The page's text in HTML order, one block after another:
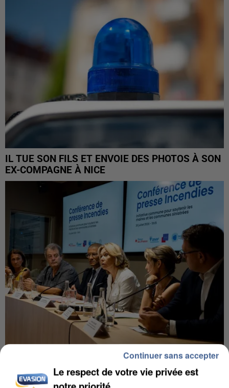
IL TUE SON FILS ET ENVOIE DES PHOTOS À SON
EX-COMPAGNE À NICE
INCENDIES : L’ÎLE-DE-FRANCE LANCE UN ÉLAN
DE SOLIDARITÉ AVEC LES...
Le respect de votre vie privée est
Continuer sans accepter